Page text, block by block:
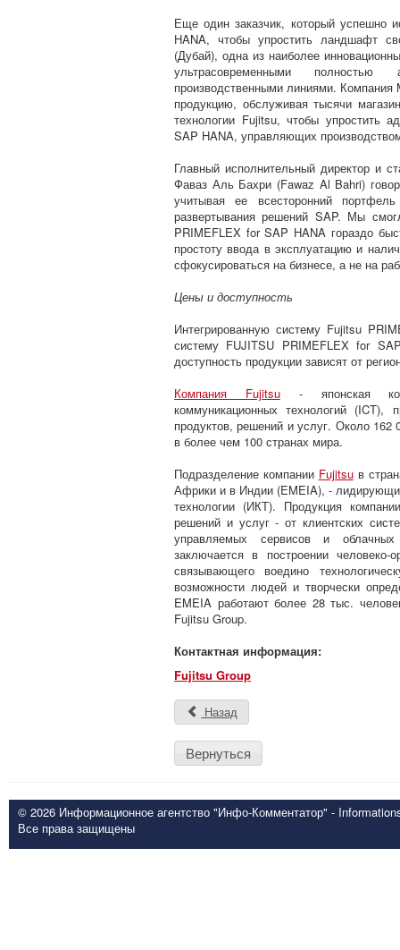
Еще один заказчик, который успешно
HANA, чтобы упростить ландшафт
(Дубай), одна из наиболее
ультрасовременными полностью
производственными линиями. Компания
продукцию, обслуживая тысячи
технологии Fujitsu, чтобы упростить
SAP HANA, управляющих
Главный исполнительный директор и
Фаваз Аль Бахри (Fawaz Al Bahri)
учитывая ее всесторонний
развертывания решений SAP. Мы
PRIMEFLEX for SAP HANA гораздо
простоту ввода в эксплуатацию и
сфокусироваться на бизнесе, а не на
Цены и доступность
Интегрированную систему Fujitsu
систему FUJITSU PRIMEFLEX for
доступность продукции зависят от
Компания Fujitsu- японская
коммуникационных технологий (ICT),
продуктов, решений и услуг. Около 162
в более чем 100 странах мира.
Подразделение компании Fujitsuв
Африки и в Индии (EMEIA), -
технологии (ИКТ). Продукция
решений и услуг - от клиентских
управляемых сервисов и
заключается в построении человеко-
связывающего воедино
возможности людей и творчески
EMEIA работают более 28 тыс.
Fujitsu Group.
Контактная информация:
Fujitsu Group
Назад
Вернуться
© 2026 Информационное агентство "Инфо-Комментатор" -
Все права защищены